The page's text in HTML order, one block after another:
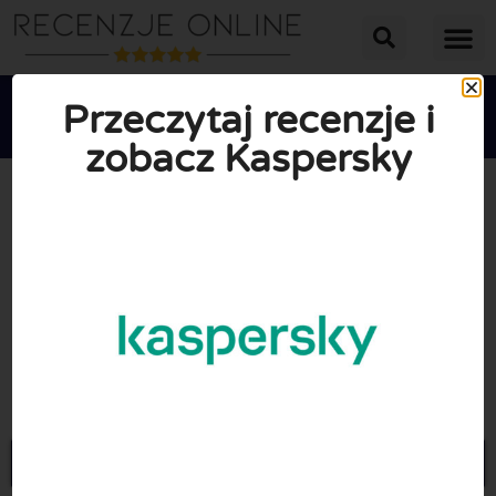

Przeczytaj recenzje i
zobacz Kaspersky